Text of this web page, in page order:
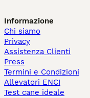
Informazione
Chi siamo
Privacy
Assistenza Clienti
Press
Termini e Condizioni
Allevatori ENCI
Test cane ideale